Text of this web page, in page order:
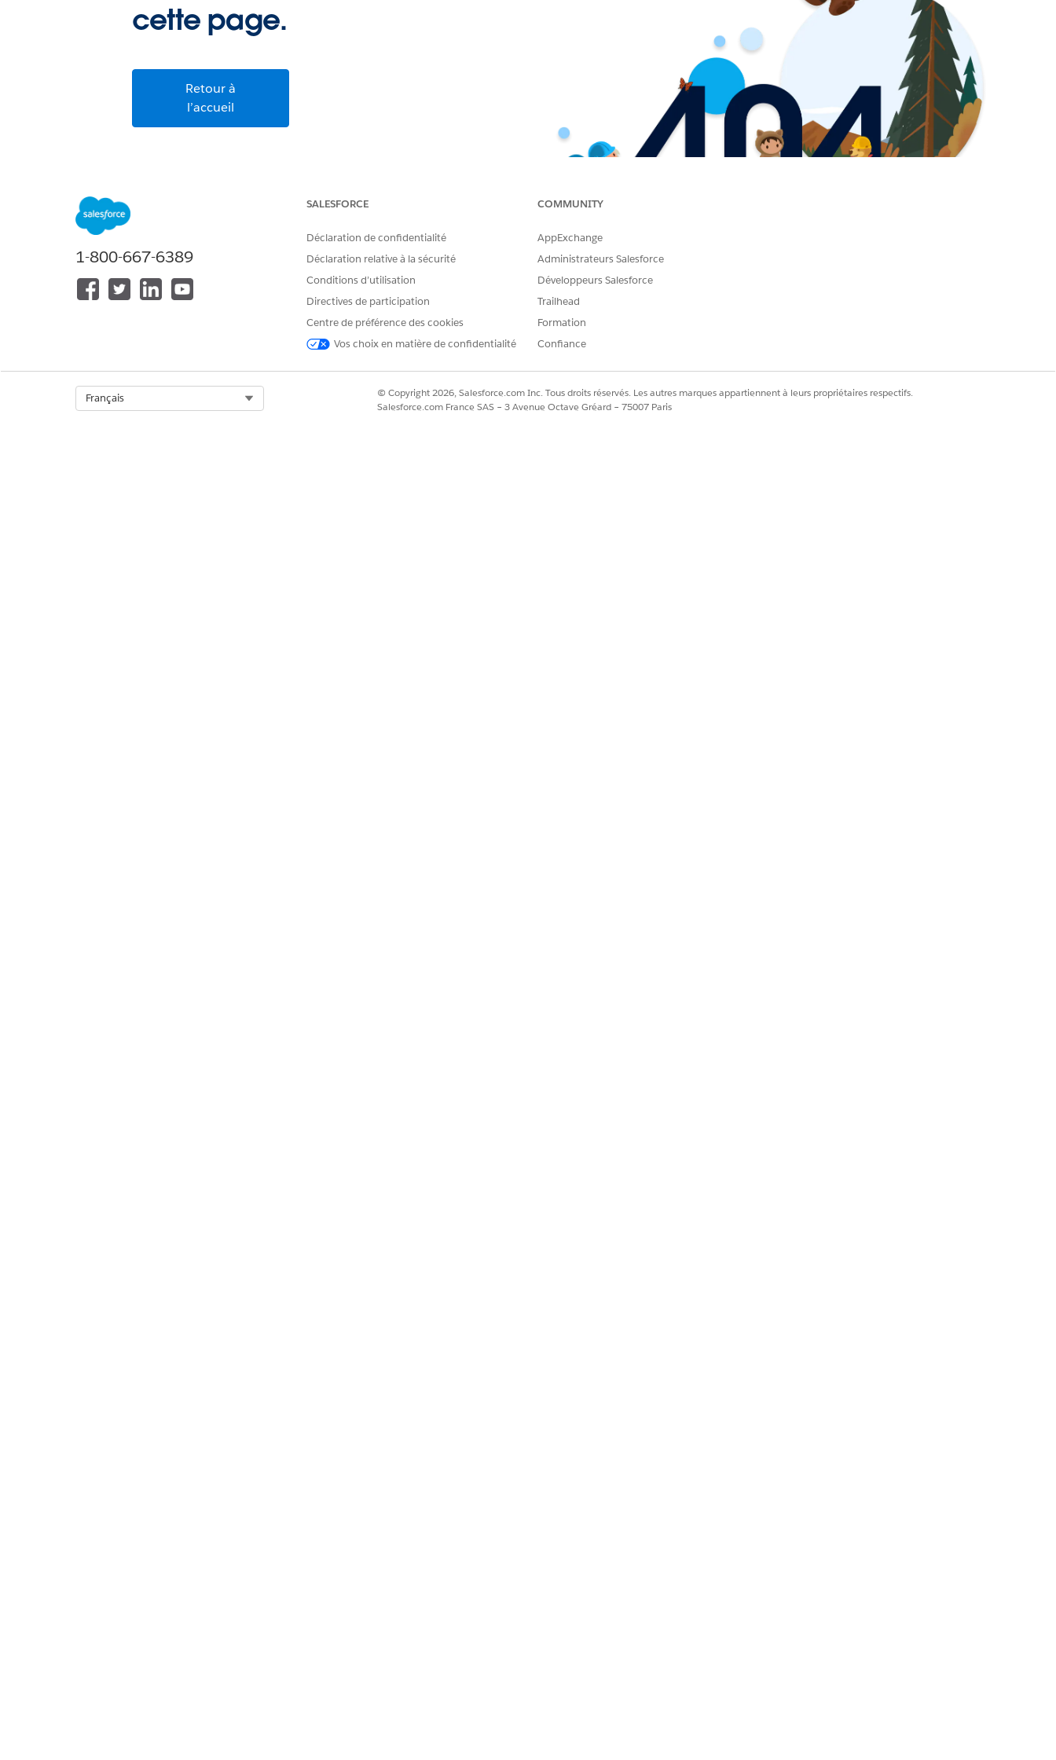
cette page.
Retour à
l’accueil
1-800-667-6389
SALESFORCE
Déclaration de confidentialité
Déclaration relative à la sécurité
Conditions d’utilisation
Directives de participation
Centre de préférence des cookies
Vos choix en matière de confidentialité
COMMUNITY
AppExchange
Administrateurs Salesforce
Développeurs Salesforce
Trailhead
Formation
Confiance
Français
© Copyright 2026, Salesforce.com Inc. Tous droits réservés. Les autres marques appartiennent à leurs propriétaires respectifs.
Salesforce.com France SAS – 3 Avenue Octave Gréard – 75007 Paris